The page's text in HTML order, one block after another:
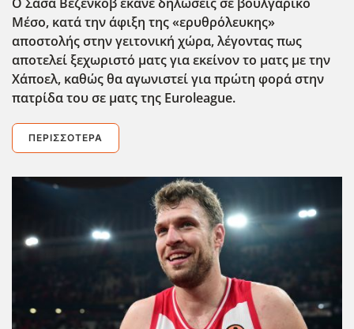
Μέσο, κατά την άφιξη της «ερυθρόλευκης»
αποστολής στην γειτονική χώρα, λέγοντας πως
αποτελεί ξεχωριστό ματς για εκείνον το ματς με την
Χάποελ, καθώς θα αγωνιστεί για πρώτη φορά στην
πατρίδα του σε ματς της Euroleague.
ΠΕΡΙΣΣΌΤΕΡΑ